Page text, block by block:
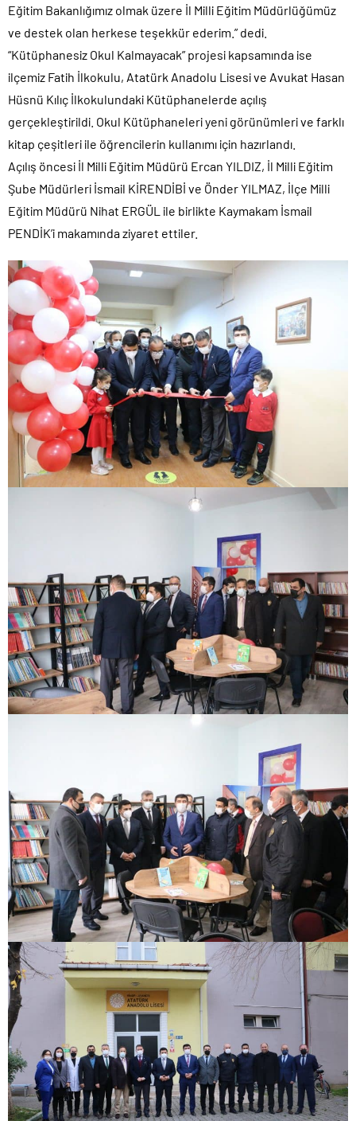
Eğitim Bakanlığımız olmak üzere İl Milli Eğitim Müdürlüğümüz
ve destek olan herkese teşekkür ederim.” dedi.
“Kütüphanesiz Okul Kalmayacak” projesi kapsamında ise
ilçemiz Fatih İlkokulu, Atatürk Anadolu Lisesi ve Avukat Hasan
Hüsnü Kılıç İlkokulundaki Kütüphanelerde açılış
gerçekleştirildi. Okul Kütüphaneleri yeni görünümleri ve farklı
kitap çeşitleri ile öğrencilerin kullanımı için hazırlandı.
Açılış öncesi İl Milli Eğitim Müdürü Ercan YILDIZ, İl Milli Eğitim
Şube Müdürleri İsmail KİRENDİBİ ve Önder YILMAZ, İlçe Milli
Eğitim Müdürü Nihat ERGÜL ile birlikte Kaymakam İsmail
PENDİK’i makamında ziyaret ettiler.